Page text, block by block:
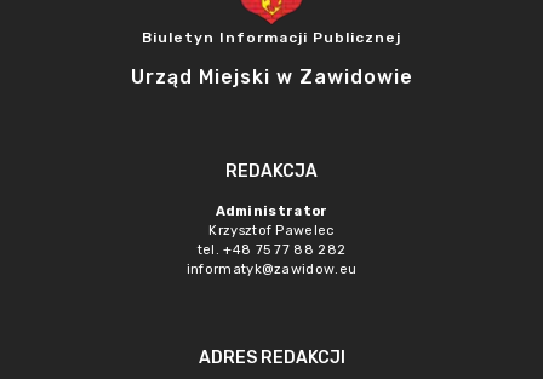
Biuletyn Informacji Publicznej
Urząd Miejski w Zawidowie
REDAKCJA
Administrator
Krzysztof Pawelec
tel. +48 75 77 88 282
informatyk@zawidow.eu
ADRES REDAKCJI